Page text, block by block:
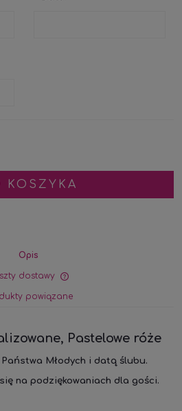
KOSZYKA
Opis
dostawy
powiązane
Pastelowe róże
Młodych i datą ślubu.
na podziękowaniach dla gości.